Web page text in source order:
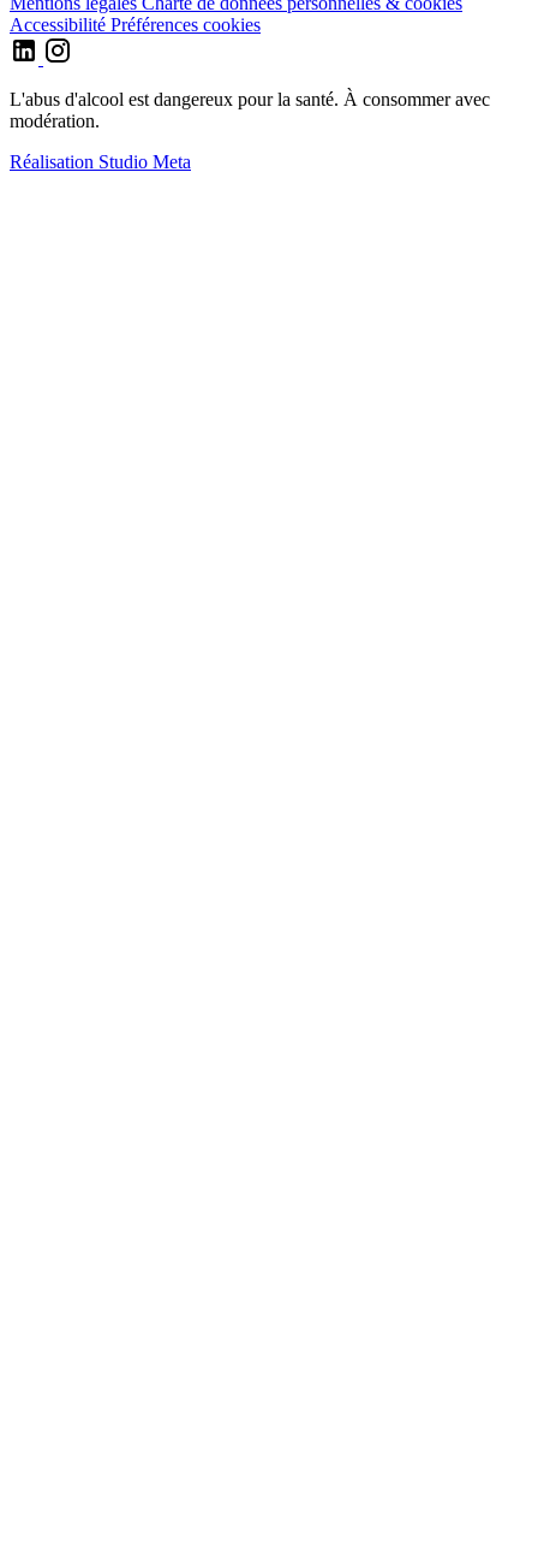
Accessibilité Préférences cookies
L'abus d'alcool est dangereux pour la santé. À consommer avec
modération.
Réalisation Studio Meta